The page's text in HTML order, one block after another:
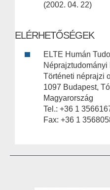
(2002. 04. 22)
ELÉRHETŐSÉGEK
ELTE Humán
Néprajztudományi
Történeti néprajzi
1097 Budapest,
Magyarország
Tel.: +36 1
Fax: +36 1